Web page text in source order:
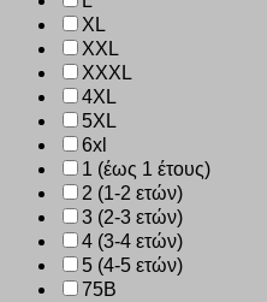
XL
XXL
XXXL
4XL
5XL
6xl
1 (έως 1 έτους)
2 (1-2 ετών)
3 (2-3 ετών)
4 (3-4 ετών)
5 (4-5 ετών)
75B